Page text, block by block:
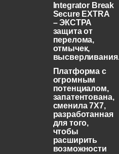
Integrator Break
Secure EXTRA
– ЭКСТРА
защита от
перелома,
отмычек,
Платформа с
огромным
потенциалом,
запатентована,
сменила 7X7,
разработанная
для того,
чтобы
расширить
возможности